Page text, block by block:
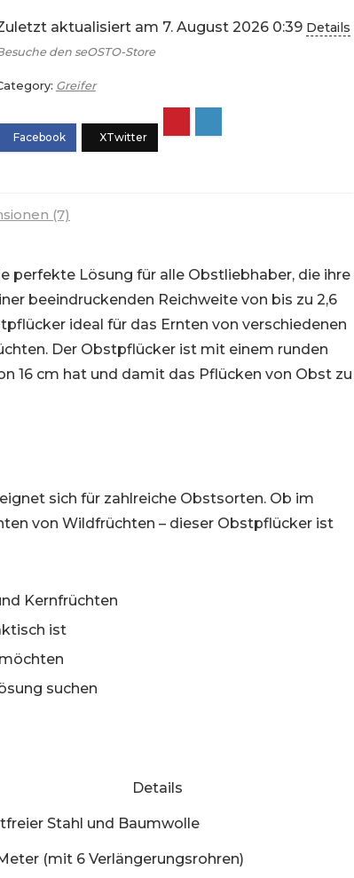
aktualisiert am 7. August 2026 0:39 Details
den seOSTO-Store
Greifer
(7)
perfekte Lösung für alle Obstliebhaber, die ihre
beeindruckenden Reichweite von bis zu 2,6
ideal für das Ernten von verschiedenen
Der Obstpflücker ist mit einem runden
16 cm hat und damit das Pflücken von Obst zu
sich für zahlreiche Obstsorten. Ob im
von Wildfrüchten – dieser Obstpflücker ist
Kernfrüchten
ist
suchen
Details
Stahl und Baumwolle
(mit 6 Verlängerungsrohren)